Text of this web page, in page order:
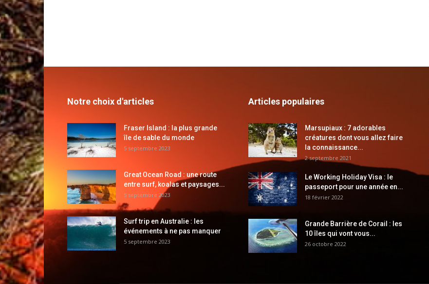
Notre choix d'articles
Fraser Island : la plus grande
île de sable du monde
5 septembre 2023
Great Ocean Road : une route
entre surf, koalas et paysages...
5 septembre 2023
Surf trip en Australie : les
événements à ne pas manquer
5 septembre 2023
Articles populaires
Marsupiaux : 7 adorables
créatures dont vous allez faire
la connaissance...
2 septembre 2021
Le Working Holiday Visa : le
passeport pour une année en...
18 février 2022
Grande Barrière de Corail : les
10 îles qui vont vous...
26 octobre 2022